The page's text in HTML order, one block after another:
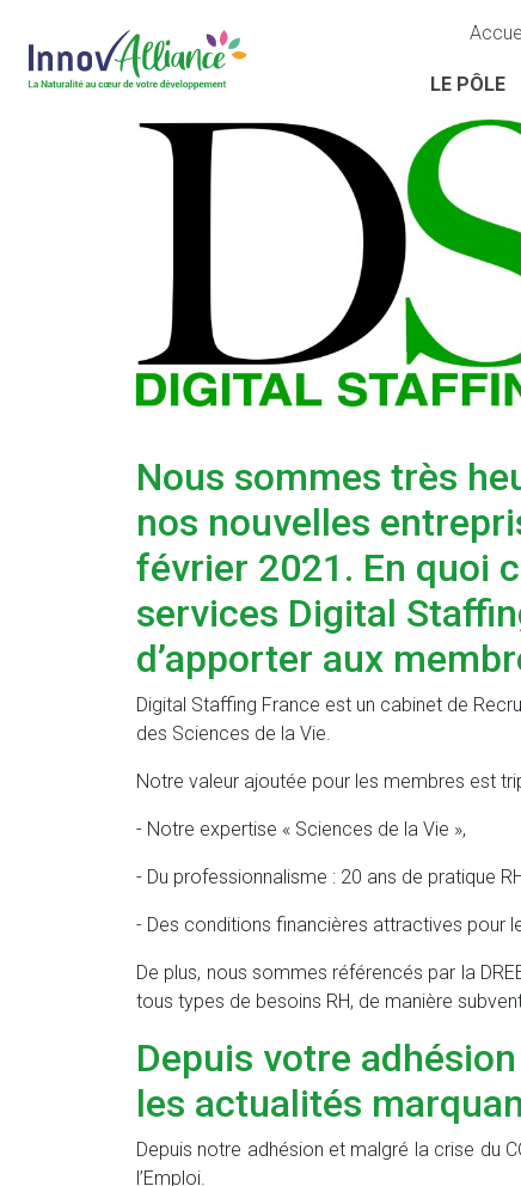
LE PÔLE
Nous sommes très
nos nouvelles
février 2021. En quoi
services Digital
d’apporter aux
Digital Staffing France est un cabinet de
des Sciences de la Vie.
Notre valeur ajoutée pour les membres est
- Notre expertise « Sciences de la Vie »,
- Du professionnalisme : 20 ans de pratique
- Des conditions financières attractives pour
De plus, nous sommes référencés par la
tous types de besoins RH, de manière
Depuis votre
les actualités
Depuis notre adhésion et malgré la crise du
l’Emploi.